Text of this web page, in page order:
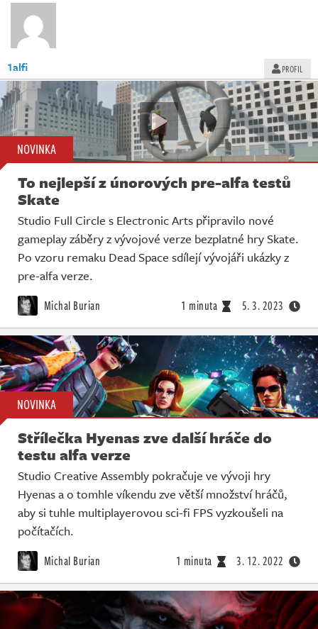
1alfi PROFIL
NOVINKA
To nejlepší z únorových pre-alfa testů
Skate
Studio Full Circle s Electronic Arts připravilo nové
gameplay záběry z vývojové verze bezplatné hry Skate.
Po vzoru remaku Dead Space sdílejí vývojáři ukázky z
pre-alfa verze.
Michal Burian 1 minuta 5. 3. 2023
NOVINKA
Střílečka Hyenas zve další hráče do
testu alfa verze
Studio Creative Assembly pokračuje ve vývoji hry
Hyenas a o tomhle víkendu zve větší množství hráčů,
aby si tuhle multiplayerovou sci-fi FPS vyzkoušeli na
počítačích.
Michal Burian 1 minuta 3. 12. 2022